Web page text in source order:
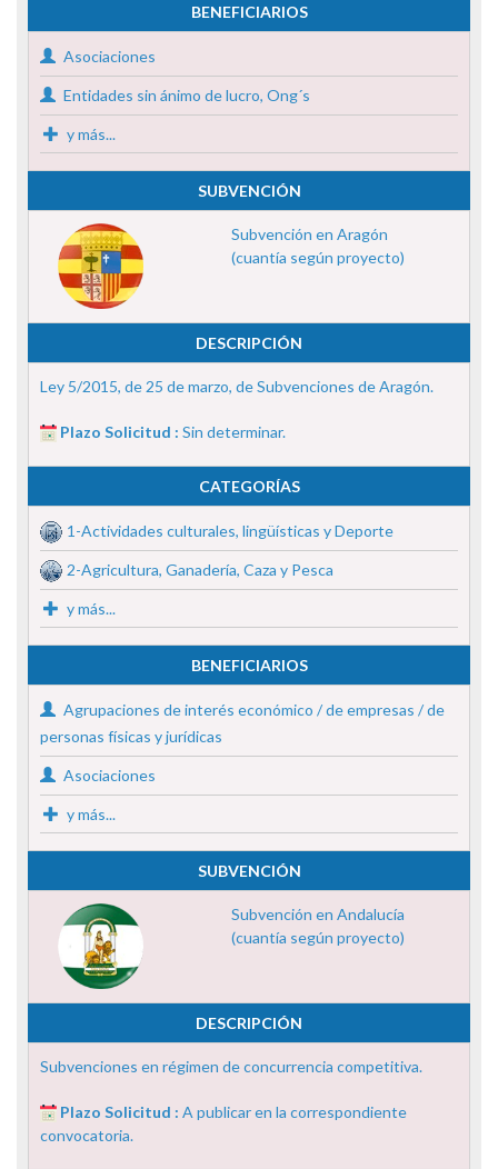
BENEFICIARIOS
Asociaciones
Entidades sin ánimo de lucro, Ong´s
y más...
SUBVENCIÓN
Subvención en Aragón
(cuantía según proyecto)
DESCRIPCIÓN
Ley 5/2015, de 25 de marzo, de Subvenciones de Aragón.
Plazo Solicitud : Sin determinar.
CATEGORÍAS
1-Actividades culturales, lingüísticas y Deporte
2-Agricultura, Ganadería, Caza y Pesca
y más...
BENEFICIARIOS
Agrupaciones de interés económico / de empresas / de
personas físicas y jurídicas
Asociaciones
y más...
SUBVENCIÓN
Subvención en Andalucía
(cuantía según proyecto)
DESCRIPCIÓN
Subvenciones en régimen de concurrencia competitiva.
Plazo Solicitud : A publicar en la correspondiente
convocatoria.